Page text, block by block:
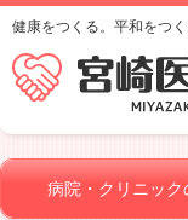
健康をつくる。平和をつ
病院・クリニック